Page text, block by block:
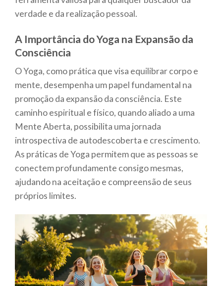
verdade e da realização pessoal.
A Importância do Yoga na Expansão da
Consciência
O Yoga, como prática que visa equilibrar corpo e
mente, desempenha um papel fundamental na
promoção da expansão da consciência. Este
caminho espiritual e físico, quando aliado a uma
Mente Aberta, possibilita uma jornada
introspectiva de autodescoberta e crescimento.
As práticas de Yoga permitem que as pessoas se
conectem profundamente consigo mesmas,
ajudando na aceitação e compreensão de seus
próprios limites.